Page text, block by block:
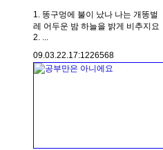
1. 똥구멍에 불이 났나 나는 개똥벌
레 어두운 밤 하늘을 밝게 비추지요
2. ...
09.03.22. 17:1226568